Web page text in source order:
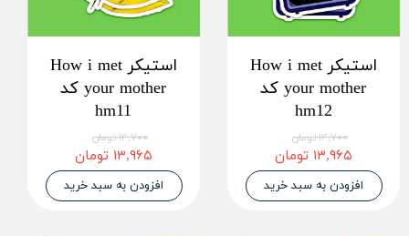
استیکر How i met
your mother کد
hm12
۱۴,۷۰۰ تومان
۱۳,۹۶۵ تومان
افزودن به سبد خرید
استیکر How i met
your mother کد
hm11
۱۴,۷۰۰ تومان
۱۳,۹۶۵ تومان
افزودن به سبد خرید